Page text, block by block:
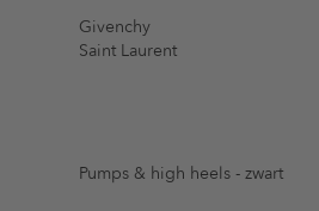
Givenchy
Saint Laurent
Pumps & high heels - zwart